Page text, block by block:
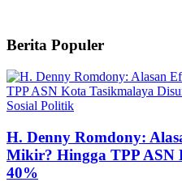
Berita Populer
Sosial Politik
H. Denny Romdony:
Mikir? Hingga TPP ASN
40%